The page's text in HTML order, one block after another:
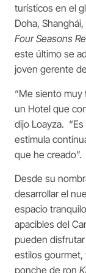
turísticos en el
Doha,
Four Seasons
este último se
joven gerente
“Me siento muy
un Hotel que
dijo Loayza.
estimula
que he creado”.
Desde su
desarrollar el
espacio
apacibles del
pueden
estilos
ponche de ron